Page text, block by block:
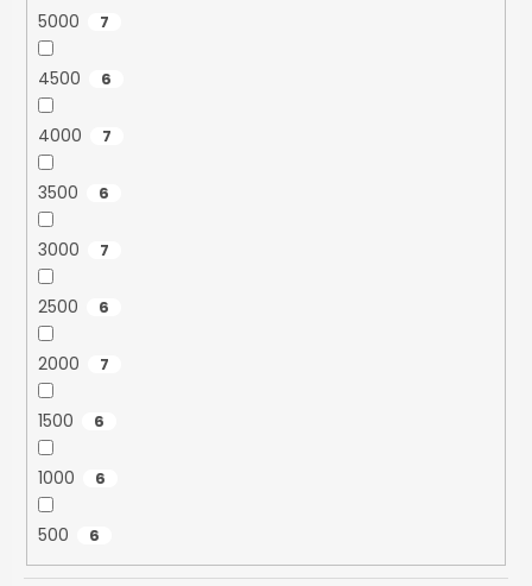
5000 7
4500 6
4000 7
3500 6
3000 7
2500 6
2000 7
1500 6
1000 6
500 6